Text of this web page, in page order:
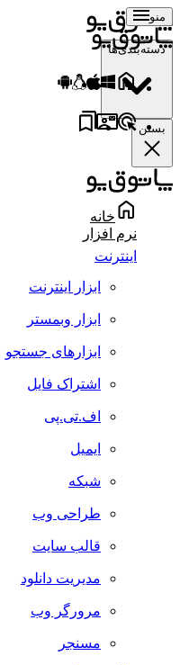
منو
دسته‌بندی‌ها
بستن
خانه
نرم افزار
اینترنت
ابزار اینترنت
ابزار وبمستر
ابزارهای جستجو
اشتراک فایل
اف.تی.پی
ایمیل
شبکه
طراحی وب
قالب سایت
مدیریت دانلود
مرورگر وب
مسنجر